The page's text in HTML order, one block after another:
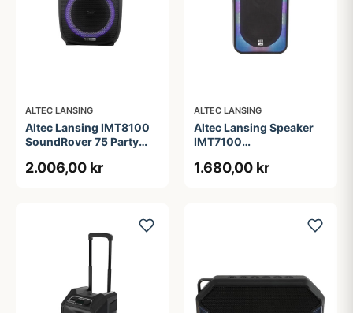
ALTEC LANSING
Altec Lansing IMT8100
SoundRover 75 Party
2.006,00 kr
ALTEC LANSING
Altec Lansing Speaker
IMT7100
IPX4 Black
1.680,00 kr